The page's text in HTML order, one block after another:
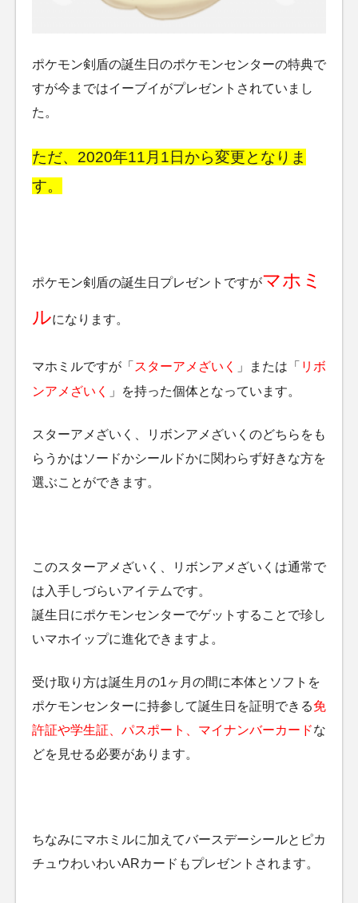
ポケモン剣盾の誕生日のポケモンセンターの特典で
すが今まではイーブイがプレゼントされていまし
た。
ただ、2020年11月1日から変更となりま
す。
ポケモン剣盾の誕生日プレゼントですがマホミ
ルになります。
マホミルですが「 スターアメざいく 」または「 リボ
ンアメざいく
」を持った個体となっています。
スターアメざいく、リボンアメざいくのどちらをも
らうかはソードかシールドかに関わらず好きな方を
選ぶことができます。
このスターアメざいく、リボンアメざいくは通常で
は入手しづらいアイテムです。
誕生日にポケモンセンターでゲットすることで珍し
いマホイップに進化できますよ。
受け取り方は誕生月の1ヶ月の間に本体とソフトを
ポケモンセンターに持参して誕生日を証明できる免
許証や学生証、パスポート、マイナンバーカードな
どを見せる必要があります。
ちなみにマホミルに加えてバースデーシールとピカ
チュウわいわいARカードもプレゼントされます。